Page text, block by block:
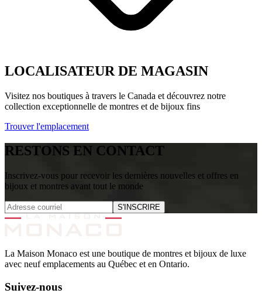
LOCALISATEUR DE MAGASIN
Visitez nos boutiques à travers le Canada et découvrez notre
collection exceptionnelle de montres et de bijoux fins
Trouver l'emplacement
RESTONS EN CONTACT
Inscrivez-vous pour recevoir les dernières nouvelles et offres en
bijoux et montres avant tout le monde
S'INSCRIRE
La Maison Monaco est une boutique de montres et bijoux de luxe
avec neuf emplacements au Québec et en Ontario.
Suivez-nous